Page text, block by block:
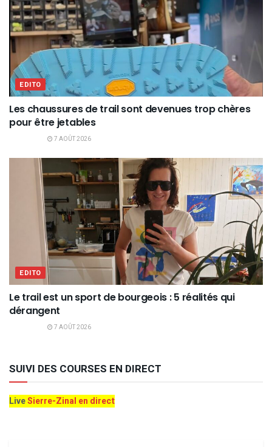
EDITO
Les chaussures de trail sont devenues trop chères
pour être jetables
7 AOÛT 2026
EDITO
Le trail est un sport de bourgeois : 5 réalités qui
dérangent
7 AOÛT 2026
SUIVI DES COURSES EN DIRECT
LiveSierre-Zinal en direct